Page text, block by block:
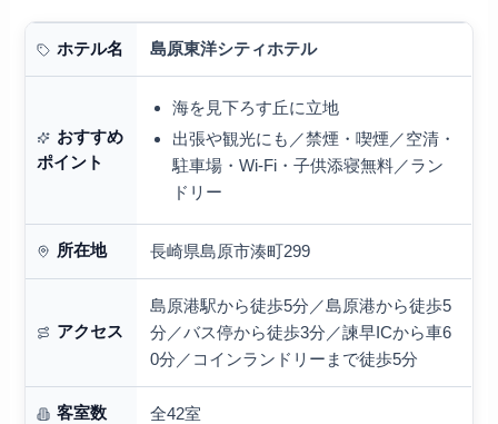
ホテル名 島原東洋シティホテル
おすすめ
ポイント
海を見下ろす丘に立地
出張や観光にも／禁煙・喫煙／空清・
駐車場・Wi-Fi・子供添寝無料／ラン
ドリー
所在地 長崎県島原市湊町299
アクセス
島原港駅から徒歩5分／島原港から徒歩5
分／バス停から徒歩3分／諫早ICから車6
0分／コインランドリーまで徒歩5分
客室数 全42室